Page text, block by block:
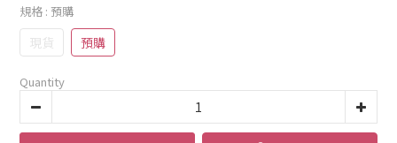
規格 : 預購
現貨 預購
Quantity